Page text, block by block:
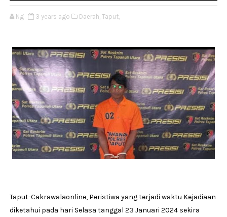
Ng 3 years ago Daerah, Taput,
Taput-Cakrawalaonline, Peristiwa yang terjadi waktu Kejadiaan
diketahui pada hari Selasa tanggal 23 Januari 2024 sekira